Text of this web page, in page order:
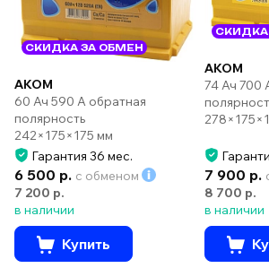
СКИДКА ЗА ОБМЕН
AKOM
60 Ач 590 А обратная
полярность
242×175×175 мм
Гарантия 36 мес.
6 500 р. с обменом
7 200 р.
в наличии
Купить
СКИДКА
AKOM
74 Ач 700
7 900 р.
8 700 р.
в наличии